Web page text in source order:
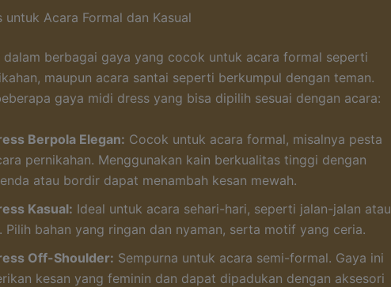
untuk Acara Formal dan Kasual
dalam berbagai gaya yang cocok untuk acara formal seperti
maupun acara santai seperti berkumpul dengan teman.
gaya midi dress yang bisa dipilih sesuai dengan acara:
Berpola Elegan: Cocok untuk acara formal, misalnya pesta
pernikahan. Menggunakan kain berkualitas tinggi dengan
atau bordir dapat menambah kesan mewah.
Kasual: Ideal untuk acara sehari-hari, seperti jalan-jalan atau
Pilih bahan yang ringan dan nyaman, serta motif yang ceria.
Off-Shoulder: Sempurna untuk acara semi-formal. Gaya ini
kesan yang feminin dan dapat dipadukan dengan aksesori